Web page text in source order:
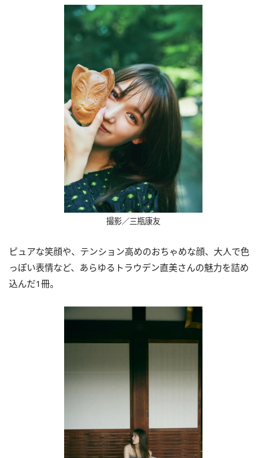
撮影／三瓶康友
ピュアな笑顔や、テンション高めのおちゃめな顔、大人で色
っぽい表情など、あらゆるトラウデン直美さんの魅力を詰め
込んだ1冊。